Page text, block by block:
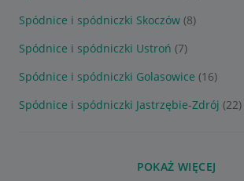
Spódnice i spódniczki Skoczów (8)
Spódnice i spódniczki Ustroń (7)
Spódnice i spódniczki Golasowice (16)
Spódnice i spódniczki Jastrzębie-Zdrój (22)
POKAŻ WIĘCEJ